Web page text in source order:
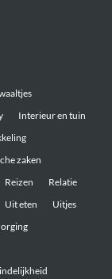
Interieur en tuin
zaken
Reizen
Relatie
Uit eten
Uitjes